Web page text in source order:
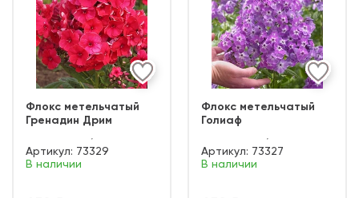
Флокс метельчатый
Гренадин Дрим
Артикул: 73329
В наличии
Флокс метельчатый
Голиаф
Артикул: 73327
В наличии